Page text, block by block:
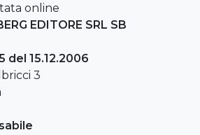
online
EDITORE SRL SB
del 15.12.2006
3